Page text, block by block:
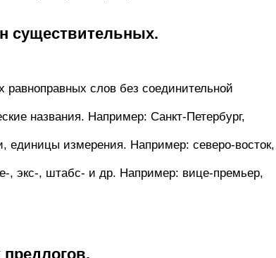
существительных.
слов без соединительной
названия. Например: Санкт-Петербург,
единицы измерения. Например: северо-восток,
, экс-, штабс- и др. Например: вице-премьер,